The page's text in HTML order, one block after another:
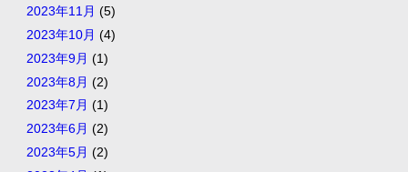
2023年11月 (5)
2023年10月 (4)
2023年9月 (1)
2023年8月 (2)
2023年7月 (1)
2023年6月 (2)
2023年5月 (2)